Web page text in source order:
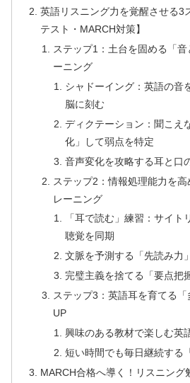
英語リスニング力を覚醒させる3
テスト・MARCH対策】
ステップ1：土台を固める「
ーニング
シャドーイング：英語の音
脳に刻む
ディクテーション：聞こえ
化」して弱点を特定
音声変化を攻略する耳と口
ステップ2：情報処理能力を
レーニング
「耳で読む」練習：サイト
聴覚を同期
文脈を予測する「先読み力
完璧主義を捨てる「要点把
ステップ3：英語耳を育てる
UP
興味のある教材で楽しむ英
短い時間でも毎日継続する
MARCH合格へ導く！リスニング